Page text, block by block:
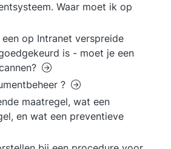
Waar moet ik op
op Intranet verspreide
is - moet je een
?
maatregel, wat een
en wat een preventieve